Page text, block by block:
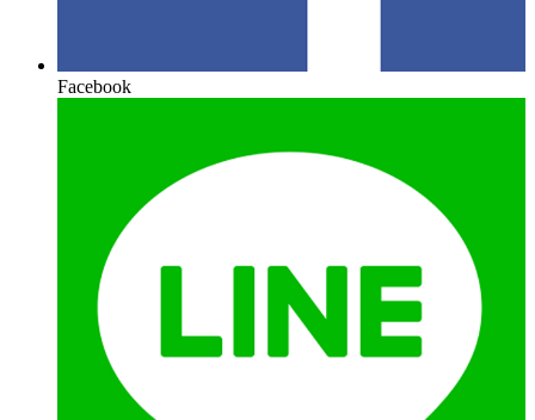
Facebook